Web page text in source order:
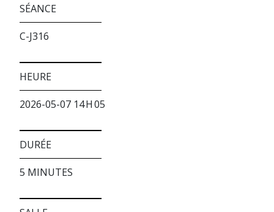
SÉANCE
C-J316
HEURE
2026-05-07 14 H 05
DURÉE
5 MINUTES